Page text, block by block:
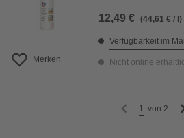
Merken
12,49 € (44,61 € / l)
Verfügbarkeit im
Nicht online
1 von 2